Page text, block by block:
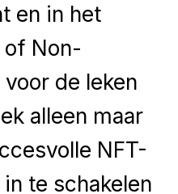
en in het
Non-
de leken
alleen maar
NFT-
te schakelen